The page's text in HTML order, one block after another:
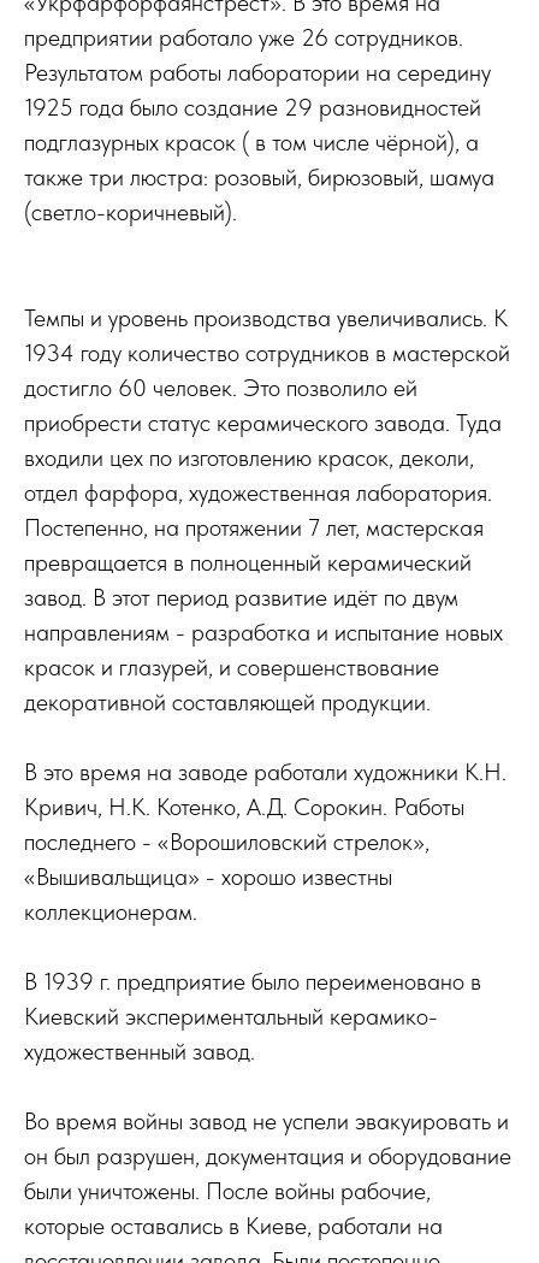
предприятии работало уже 26 сотрудников.
Результатом работы лаборатории на середину
1925 года было создание 29 разновидностей
подглазурных красок ( в том числе чёрной), а
также три люстра: розовый, бирюзовый, шамуа
(светло-коричневый).
Темпы и уровень производства увеличивались. К
1934 году количество сотрудников в мастерской
достигло 60 человек. Это позволило ей
приобрести статус керамического завода. Туда
входили цех по изготовлению красок, деколи,
отдел фарфора, художественная лаборатория.
Постепенно, на протяжении 7 лет, мастерская
превращается в полноценный керамический
завод. В этот период развитие идёт по двум
направлениям - разработка и испытание новых
красок и глазурей, и совершенствование
декоративной составляющей продукции.
В это время на заводе работали художники К.Н.
Кривич, Н.К. Котенко, А.Д. Сорокин. Работы
последнего - «Ворошиловский стрелок»,
«Вышивальщица» - хорошо известны
коллекционерам.
В 1939 г. предприятие было переименовано в
Киевский экспериментальный керамико-
художественный завод.
Во время войны завод не успели эвакуировать и
он был разрушен, документация и оборудование
были уничтожены. После войны рабочие,
которые оставались в Киеве, работали на